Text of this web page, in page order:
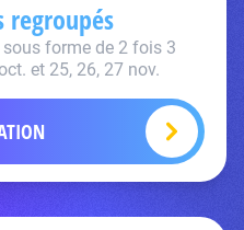
regroupés
sous forme de 2 fois 3
et 25, 26, 27 nov.